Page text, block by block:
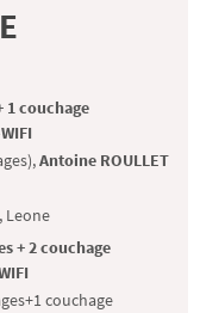
1 couchage
Antoine ROULLET
Leone
+ 2 couchage
couchage